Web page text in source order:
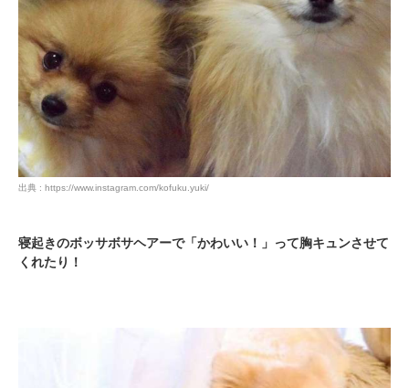
出典 : https://www.instagram.com/kofuku.yuki/
寝起きのボッサボサヘアーで「かわいい！」って胸キュンさせて
くれたり！